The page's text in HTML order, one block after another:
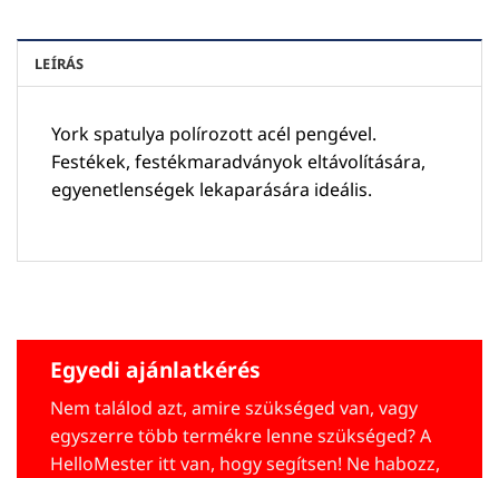
LEÍRÁS
York spatulya polírozott acél pengével.
Festékek, festékmaradványok eltávolítására,
egyenetlenségek lekaparására ideális.
Egyedi ajánlatkérés
Nem találod azt, amire szükséged van, vagy
egyszerre több termékre lenne szükséged? A
HelloMester itt van, hogy segítsen! Ne habozz,